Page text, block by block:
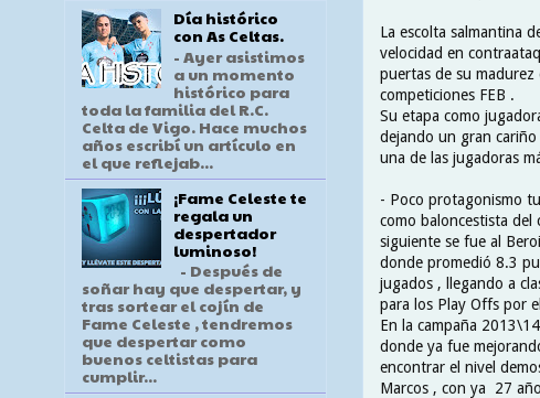
La escolta salmantina
velocidad en
puertas de su
competiciones FEB .
Su etapa como
dejando un gran
una de las jugadoras
- Poco protagonismo
como baloncestista
siguiente se fue al
donde promedió 8.3
jugados , llegando a
para los Play Offs por
En la campaña
donde ya fue
encontrar el nivel
Marcos , con ya 27
Día histórico
con As Celtas.
- Ayer asistimos
a un momento
histórico para
toda la familia del R.C.
Celta de Vigo. Hace muchos
años escribí un artículo en
el que reflejab...
¡Fame Celeste te
regala un
despertador
luminoso!
- Después de
soñar hay que despertar, y
tras sortear el cojín de
Fame Celeste , tendremos
que despertar como
buenos celtistas para
cumplir...